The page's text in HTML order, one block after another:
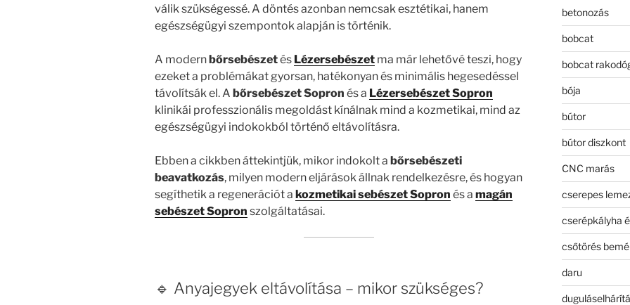
válik szükségessé. A döntés azonban nemcsak esztétikai, hanem
egészségügyi szempontok alapján is történik.
A modern bőrsebészetés Lézersebészet ma már lehetővé teszi, hogy
ezeket a problémákat gyorsan, hatékonyan és minimális hegesedéssel
távolítsák el. A bőrsebészet Sopron és a Lézersebészet Sopron
klinikái professzionális megoldást kínálnak mind a kozmetikai, mind az
egészségügyi indokokból történő eltávolításra.
Ebben a cikkben áttekintjük, mikor indokolt a bőrsebészeti
beavatkozás, milyen modern eljárások állnak rendelkezésre, és hogyan
segíthetik a regenerációt a kozmetikai sebészet Sopron és a magán
sebészet Sopron szolgáltatásai.
🔹 Anyajegyek eltávolítása – mikor szükséges?
betonozás
bobcat
bobcat
bója
bútor
bútor diszkont
CNC marás
cserepes
cserépkályha
csőtörés
daru